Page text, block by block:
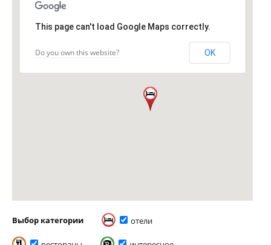
This page can't load Google Maps correctly.
Do you own this website? OK
Выбор категории отели